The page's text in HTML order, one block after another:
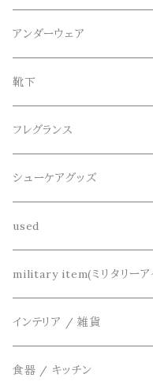
CANDY
collonil(コロニル)
CountyComm(カウンティー
decka(デカ)
dros dro(ドロスドロ)
DETAIL(ディティール)
THE FLAVOR DESIGN(ザ
FOB FACTORY(エフオービ
シャツ
カーディガン
ショート
シューズ
シューズ
サンダル
メガネ、サングラス
ベルト
腕時計
キーアクセサリー
財布、コインケース、マネーク
鞄
リング
ブレスレット、バングル
ネックレス
アンダーウェア
靴下
フレグランス
シューケアグッズ
used
リメイク
アクセサリー
military item(ミリタリーア
インテリア / 雑貨
食器 / キッチン